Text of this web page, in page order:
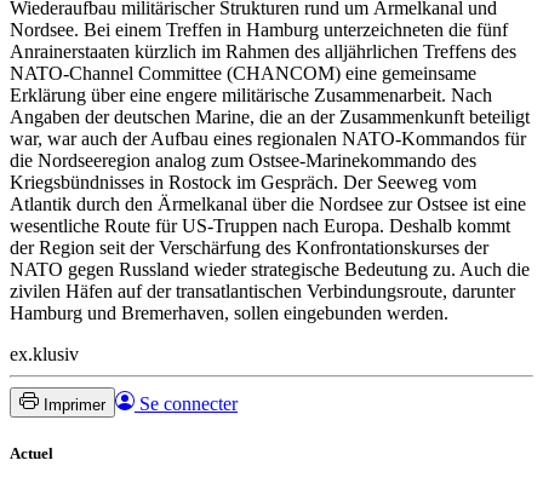
Wiederaufbau militärischer Strukturen rund um Ärmelkanal und
Nordsee. Bei einem Treffen in Hamburg unterzeichneten die fünf
Anrainerstaaten kürzlich im Rahmen des alljährlichen Treffens des
NATO-Channel Committee (CHANCOM) eine gemeinsame
Erklärung über eine engere militärische Zusammenarbeit. Nach
Angaben der deutschen Marine, die an der Zusammenkunft beteiligt
war, war auch der Aufbau eines regionalen NATO-Kommandos für
die Nordseeregion analog zum Ostsee-Marinekommando des
Kriegsbündnisses in Rostock im Gespräch. Der Seeweg vom
Atlantik durch den Ärmelkanal über die Nordsee zur Ostsee ist eine
wesentliche Route für US-Truppen nach Europa. Deshalb kommt
der Region seit der Verschärfung des Konfrontationskurses der
NATO gegen Russland wieder strategische Bedeutung zu. Auch die
zivilen Häfen auf der transatlantischen Verbindungsroute, darunter
Hamburg und Bremerhaven, sollen eingebunden werden.
ex.klusiv
Imprimer Se connecter
Actuel